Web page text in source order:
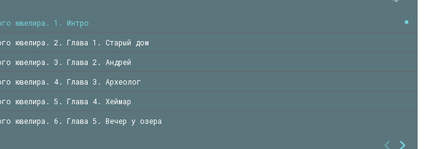
ювелира. 1. Интро
ювелира. 2. Глава 1. Старый дом
ювелира. 3. Глава 2. Андрей
ювелира. 4. Глава 3. Археолог
ювелира. 5. Глава 4. Хеймар
ювелира. 6. Глава 5. Вечер у озера